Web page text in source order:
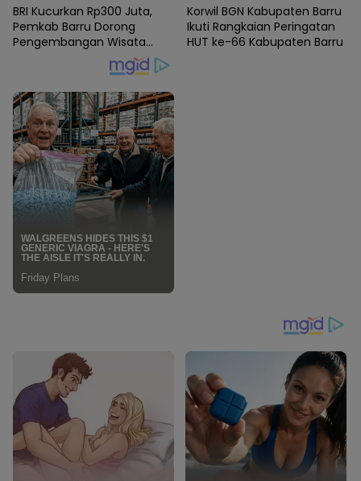
Barru
Tangan Pintar”
BRI Kucurkan Rp300 Juta,
Pemkab Barru Dorong
Pengembangan Wisata
Pasir Putih Batupute
Korwil BGN Kabupaten Barru
Ikuti Rangkaian Peringatan
HUT ke-66 Kabupaten Barru